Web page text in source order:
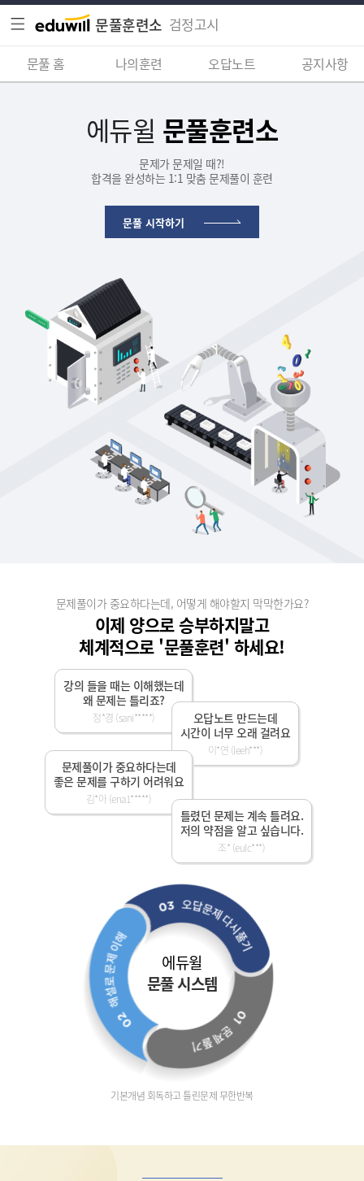
문풀훈련소 검정고시
문풀 홈 나의훈련 오답노트 공지사항
에듀윌 문풀훈련소
문제가 문제일 때?!
합격을 완성하는 1:1 맞춤 문제풀이 훈련
문풀 시작하기
문제풀이가 중요하다는데, 어떻게 해야할지 막막한가요?
이제 양으로 승부하지말고
체계적으로 '문풀훈련' 하세요!
강의 들을 때는 이해했는데
왜 문제는 틀리죠?
정*경 (sani*****)
오답노트 만드는데
시간이 너무 오래 걸려요
이*연 (leeh***)
문제풀이가 중요하다는데
좋은 문제를 구하기 어려워요
김*아 (ena1*****)
틀렸던 문제는 계속 틀려요.
저의 약점을 알고 싶습니다.
조* (eulc***)
에듀윌
문풀 시스템
기본개념 회독하고 틀린문제 무한반복